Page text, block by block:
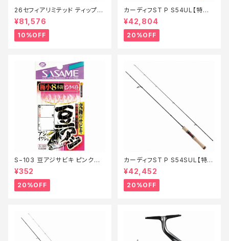
26セフィアリミテッド ティップエ
ギング S63ML+S【継続セール_
ロッド】【10】
¥81,576
10%OFF
カーディフST P S54UL【特価
ロッド】【20】
¥42,804
20%OFF
S−103 豆アジサビキ ピンクベ
イト 1【特価仕掛】【20】
¥352
20%OFF
カーディフST P S54SUL【特価
ロッド】【20】
¥42,452
20%OFF